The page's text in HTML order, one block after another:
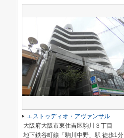
エストゥディオ・アヴァンサル
大阪府大阪市東住吉区駒川３丁目
地下鉄谷町線「駒川中野」駅 徒歩1分